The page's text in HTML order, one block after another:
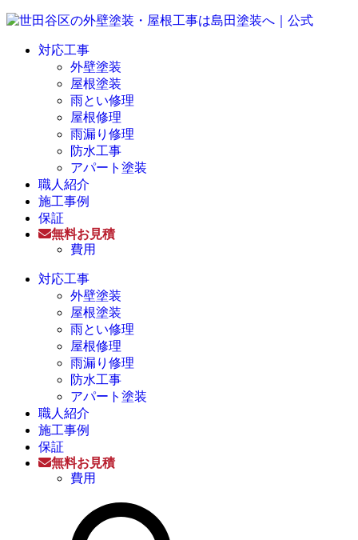
対応工事
外壁塗装
屋根塗装
雨とい修理
屋根修理
雨漏り修理
防水工事
アパート塗装
職人紹介
施工事例
保証
無料お見積
費用
対応工事
外壁塗装
屋根塗装
雨とい修理
屋根修理
雨漏り修理
防水工事
アパート塗装
職人紹介
施工事例
保証
無料お見積
費用